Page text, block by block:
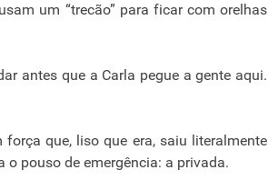
um “trecão” para ficar com orelhas
antes que a Carla pegue a gente aqui.
que, liso que era, saiu literalmente
pouso de emergência: a privada.